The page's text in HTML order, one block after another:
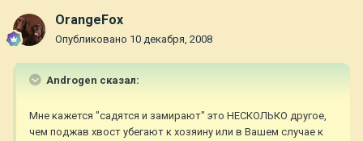
OrangeFox
Опубликовано 10 декабря, 2008
Androgen сказал:
Мне кажется "садятся и замирают" это НЕСКОЛЬКО другое,
чем поджав хвост убегают к хозяину или в Вашем случае к